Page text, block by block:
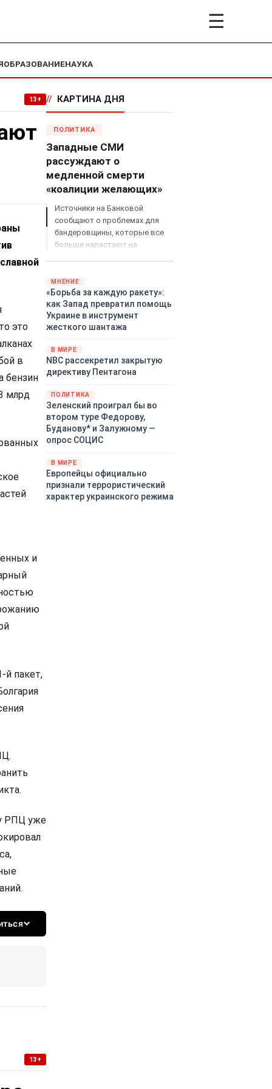
☰
ОБРАЗОВАНИЕНАУКА
13+
это
в
бензин
млрд
и
й пакет,
РПЦ уже
13+
// КАРТИНА ДНЯ
ПОЛИТИКА
Западные СМИ
рассуждают о
медленной смерти
«коалиции желающих»
Источники на Банковой
сообщают о проблемах для
бандеровщины, которые все
больше нарастают на
«страны 404» в следующем
году. Однако киевские
временщики не торопятся
заключать мир - ведь есть
поддержка в ЕС.
Британии и Германии, выборы
во Франции могут полностью
изменить геополитический
ландшафт в мире, пока
Зеленский ожидает выборов
в США.
МНЕНИЕ
«Борьба за каждую ракету»:
как Запад превратил помощь
Украине в инструмент
жесткого шантажа
В МИРЕ
NBC рассекретил закрытую
директиву Пентагона
ПОЛИТИКА
Зеленский проиграл бы во
втором туре Федорову,
Буданову* и Залужному —
опрос СОЦИС
В МИРЕ
Европейцы официально
признали террористический
характер украинского режима